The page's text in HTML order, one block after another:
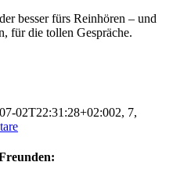
besser fürs Reinhören – und
für die tollen Gespräche.
02T22:31:28+02:002, 7,